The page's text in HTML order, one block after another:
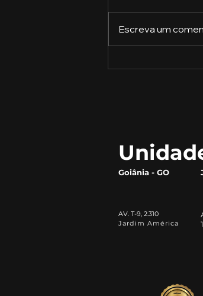
Escreva um
Goiânia - GO
AV. T-9, 2.310
Jardim América